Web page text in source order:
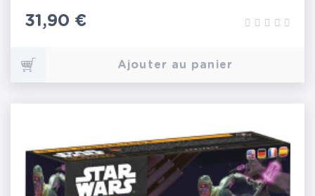
Prix
31,90 €
Ajouter au panier